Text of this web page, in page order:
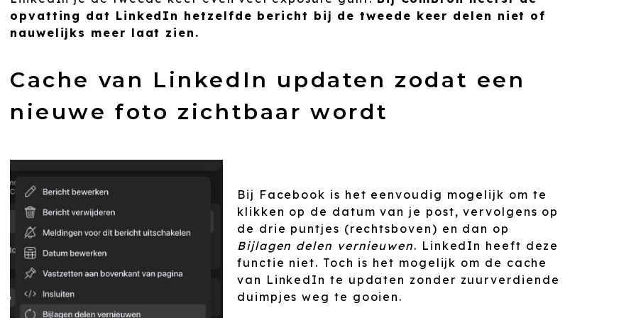
opvatting dat LinkedIn hetzelfde bericht bij de tweede keer delen niet of
nauwelijks meer laat zien.
Cache van LinkedIn updaten zodat een
nieuwe foto zichtbaar wordt
Bij Facebook is het eenvoudig mogelijk om te
klikken op de datum van je post, vervolgens op
de drie puntjes (rechtsboven) en dan op
Bijlagen delen vernieuwen. LinkedIn heeft deze
functie niet. Toch is het mogelijk om de cache
van LinkedIn te updaten zonder zuurverdiende
duimpjes weg te gooien.